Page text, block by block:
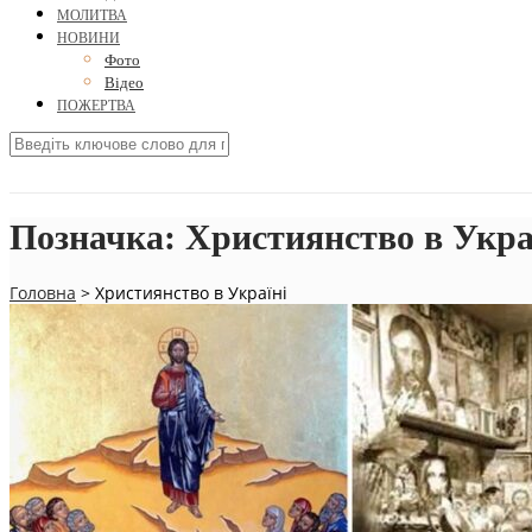
МОЛИТВА
НОВИНИ
Фото
Відео
ПОЖЕРТВА
Позначка: Християнство в
Головна > Християнство в Україні